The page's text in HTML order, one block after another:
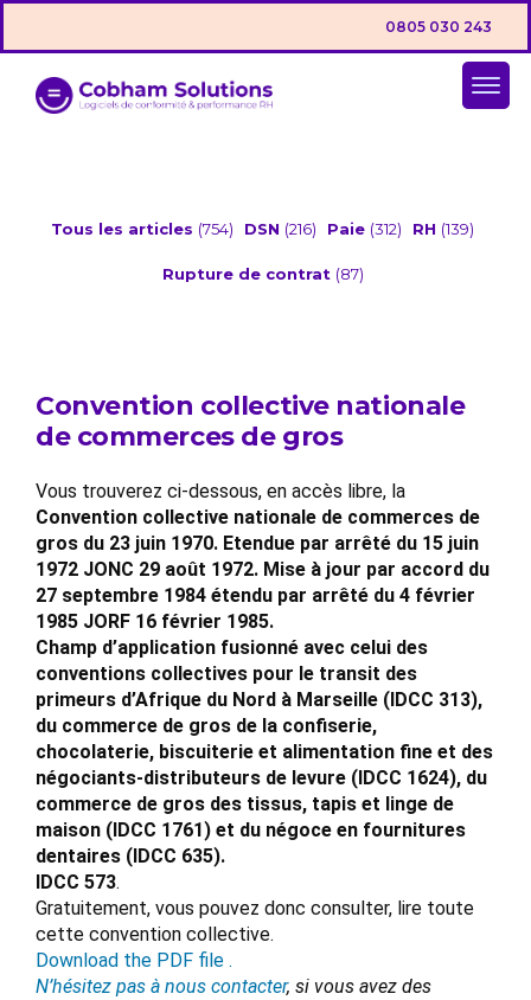
0805 030 243
Tous les articles (754) DSN (216) Paie (312) RH (139)
Rupture de contrat (87)
Convention collective nationale
de commerces de gros
Vous trouverez ci-dessous, en accès libre, la
Convention collective nationale de commerces de
gros du 23 juin 1970. Etendue par arrêté du 15 juin
1972 JONC 29 août 1972. Mise à jour par accord du
27 septembre 1984 étendu par arrêté du 4 février
1985 JORF 16 février 1985.
Champ d’application fusionné avec celui des
conventions collectives pour le transit des
primeurs d’Afrique du Nord à Marseille (IDCC 313),
du commerce de gros de la confiserie,
chocolaterie, biscuiterie et alimentation fine et des
négociants-distributeurs de levure (IDCC 1624), du
commerce de gros des tissus, tapis et linge de
maison (IDCC 1761) et du négoce en fournitures
dentaires (IDCC 635).
IDCC 573.
Gratuitement, vous pouvez donc consulter, lire toute
cette convention collective.
Download the PDF file .
N’hésitez pas à nous contacter, si vous avez des